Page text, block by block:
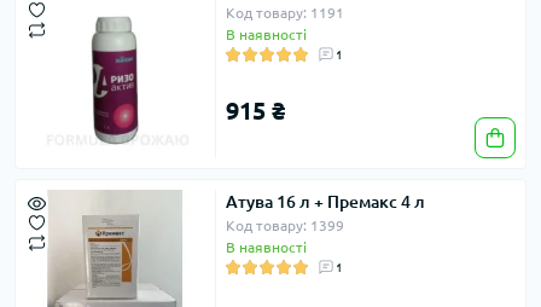
Код товару: 1191
В наявності
1
915 ₴
Атува 16 л + Премакс 4 л
Код товару: 1399
В наявності
1